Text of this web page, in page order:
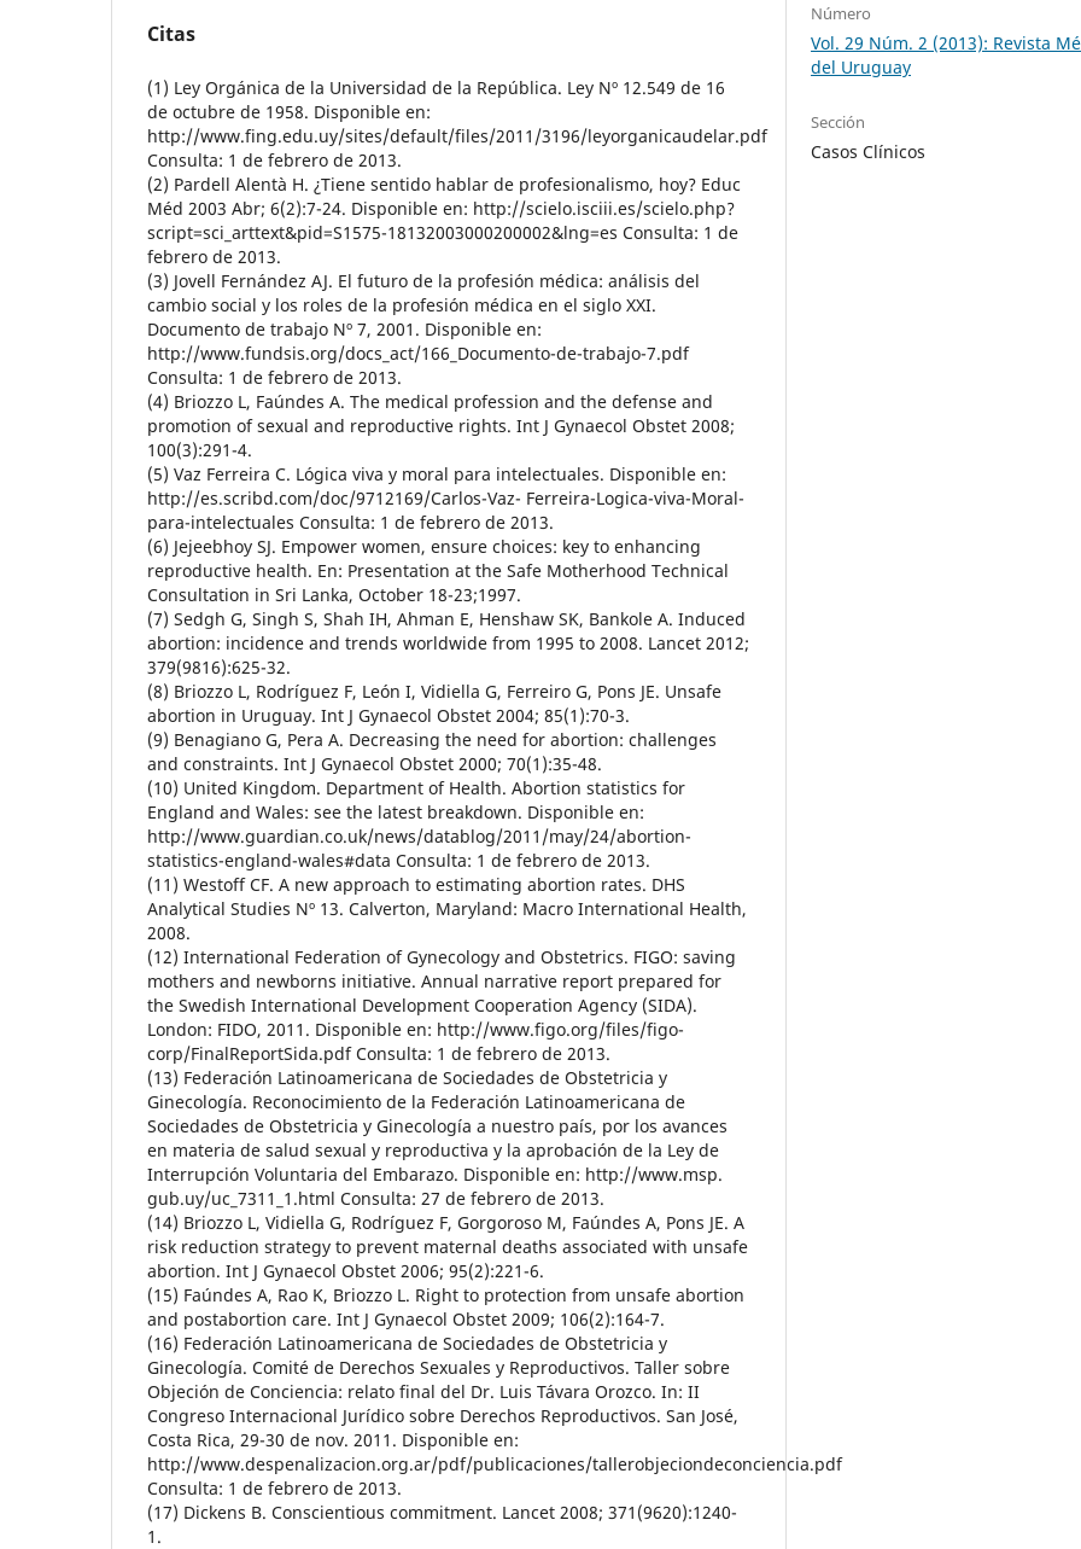
Citas
(1) Ley Orgánica de la Universidad de la República. Ley Nº 12.549 de 16
de octubre de 1958. Disponible en:
http://www.fing.edu.uy/sites/default/files/2011/3196/leyorganicaudelar.pdf
Consulta: 1 de febrero de 2013.
(2) Pardell Alentà H. ¿Tiene sentido hablar de profesionalismo, hoy? Educ
Méd 2003 Abr; 6(2):7-24. Disponible en: http://scielo.isciii.es/scielo.php?
script=sci_arttext&pid=S1575-18132003000200002&lng=es Consulta: 1 de
febrero de 2013.
(3) Jovell Fernández AJ. El futuro de la profesión médica: análisis del
cambio social y los roles de la profesión médica en el siglo XXI.
Documento de trabajo Nº 7, 2001. Disponible en:
http://www.fundsis.org/docs_act/166_Documento-de-trabajo-7.pdf
Consulta: 1 de febrero de 2013.
(4) Briozzo L, Faúndes A. The medical profession and the defense and
promotion of sexual and reproductive rights. Int J Gynaecol Obstet 2008;
100(3):291-4.
(5) Vaz Ferreira C. Lógica viva y moral para intelectuales. Disponible en:
http://es.scribd.com/doc/9712169/Carlos-Vaz- Ferreira-Logica-viva-Moral-
para-intelectuales Consulta: 1 de febrero de 2013.
(6) Jejeebhoy SJ. Empower women, ensure choices: key to enhancing
reproductive health. En: Presentation at the Safe Motherhood Technical
Consultation in Sri Lanka, October 18-23;1997.
(7) Sedgh G, Singh S, Shah IH, Ahman E, Henshaw SK, Bankole A. Induced
abortion: incidence and trends worldwide from 1995 to 2008. Lancet 2012;
379(9816):625-32.
(8) Briozzo L, Rodríguez F, León I, Vidiella G, Ferreiro G, Pons JE. Unsafe
abortion in Uruguay. Int J Gynaecol Obstet 2004; 85(1):70-3.
(9) Benagiano G, Pera A. Decreasing the need for abortion: challenges
and constraints. Int J Gynaecol Obstet 2000; 70(1):35-48.
(10) United Kingdom. Department of Health. Abortion statistics for
England and Wales: see the latest breakdown. Disponible en:
http://www.guardian.co.uk/news/datablog/2011/may/24/abortion-
statistics-england-wales#data Consulta: 1 de febrero de 2013.
(11) Westoff CF. A new approach to estimating abortion rates. DHS
Analytical Studies Nº 13. Calverton, Maryland: Macro International Health,
2008.
(12) International Federation of Gynecology and Obstetrics. FIGO: saving
mothers and newborns initiative. Annual narrative report prepared for
the Swedish International Development Cooperation Agency (SIDA).
London: FIDO, 2011. Disponible en: http://www.figo.org/files/figo-
corp/FinalReportSida.pdf Consulta: 1 de febrero de 2013.
(13) Federación Latinoamericana de Sociedades de Obstetricia y
Ginecología. Reconocimiento de la Federación Latinoamericana de
Sociedades de Obstetricia y Ginecología a nuestro país, por los avances
en materia de salud sexual y reproductiva y la aprobación de la Ley de
Interrupción Voluntaria del Embarazo. Disponible en: http://www.msp.
gub.uy/uc_7311_1.html Consulta: 27 de febrero de 2013.
(14) Briozzo L, Vidiella G, Rodríguez F, Gorgoroso M, Faúndes A, Pons JE. A
risk reduction strategy to prevent maternal deaths associated with unsafe
abortion. Int J Gynaecol Obstet 2006; 95(2):221-6.
(15) Faúndes A, Rao K, Briozzo L. Right to protection from unsafe abortion
and postabortion care. Int J Gynaecol Obstet 2009; 106(2):164-7.
(16) Federación Latinoamericana de Sociedades de Obstetricia y
Ginecología. Comité de Derechos Sexuales y Reproductivos. Taller sobre
Objeción de Conciencia: relato final del Dr. Luis Távara Orozco. In: II
Congreso Internacional Jurídico sobre Derechos Reproductivos. San José,
Costa Rica, 29-30 de nov. 2011. Disponible en:
http://www.despenalizacion.org.ar/pdf/publicaciones/tallerobjeciondeconciencia.pdf
Consulta: 1 de febrero de 2013.
(17) Dickens B. Conscientious commitment. Lancet 2008; 371(9620):1240-
1.
Número
Vol. 29 Núm. 2 (2013): Revista
del Uruguay
Sección
Casos Clínicos